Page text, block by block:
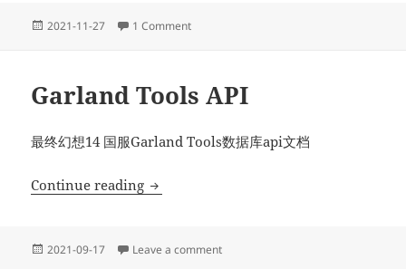
Posted
2021-11-27 1 Commenton Garland Tools API Document
Garland Tools API
最终幻想14 国服Garland Tools数据库api文档
Continue reading Garland Tools API
Posted
2021-09-17 Leave a commenton Garland Tools API